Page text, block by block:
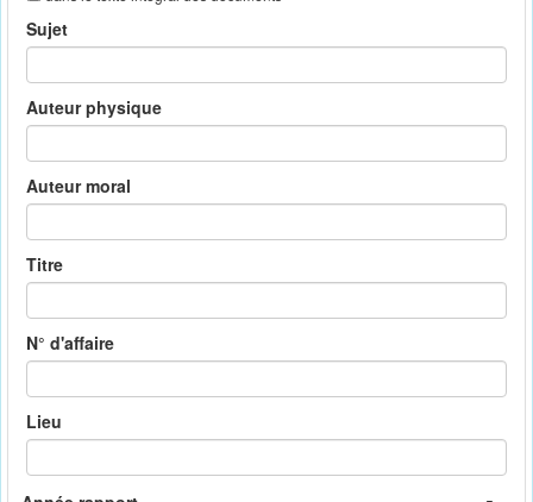
Sujet
Auteur physique
Auteur moral
Titre
N° d'affaire
Lieu